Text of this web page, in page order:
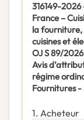
316149-
France –
la fourniture,
cuisines et
OJ S 89/
Avis
régime
Fournitures -
1. Acheteur